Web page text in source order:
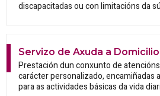
discapacitadas ou con limitacións da
Servizo de Axuda a
Prestación dun conxunto de
carácter personalizado, encamiñadas
para as actividades básicas da vida